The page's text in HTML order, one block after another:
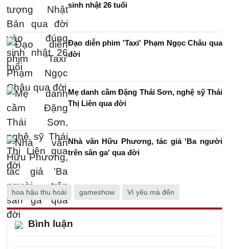
sinh nhật 26 tuổi
Đạo diễn phim 'Taxi' Phạm Ngọc Châu qua
đời
Mẹ danh cầm Đặng Thái Sơn, nghệ sỹ Thái
Thị Liên qua đời
Nhà văn Hữu Phương, tác giả 'Ba người
trên sân ga' qua đời
hoa hậu thu hoài gameshow Vì yêu mà đến
Bình luận